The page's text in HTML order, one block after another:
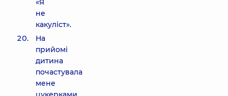
«Я
не
какуліст».
На
прийомі
дитина
почастувала
мене